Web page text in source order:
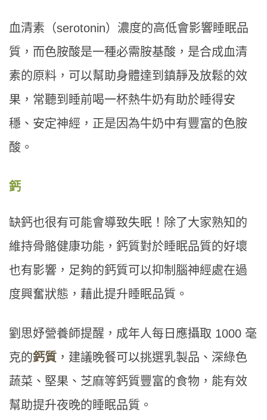
血清素（serotonin）濃度的高低會影響睡眠品
質，而色胺酸是一種必需胺基酸，是合成血清
素的原料，可以幫助身體達到鎮靜及放鬆的效
果，常聽到睡前喝一杯熱牛奶有助於睡得安
穩、安定神經，正是因為牛奶中有豐富的色胺
酸。
鈣
缺鈣也很有可能會導致失眠！除了大家熟知的
維持骨骼健康功能，鈣質對於睡眠品質的好壞
也有影響，足夠的鈣質可以抑制腦神經處在過
度興奮狀態，藉此提升睡眠品質。
劉思妤營養師提醒，成年人每日應攝取 1000 毫
克的鈣質 ，建議晚餐可以挑選乳製品、深綠色
蔬菜、堅果、芝麻等鈣質豐富的食物，能有效
幫助提升夜晚的睡眠品質。